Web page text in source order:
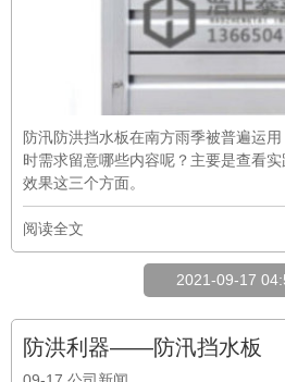
防汛防洪挡水板在南方雨季被普遍运
时需求留意哪些内容呢？主要是查看
效果这三个方面。
阅读全文
2021-09-17
防洪利器——防汛挡水板